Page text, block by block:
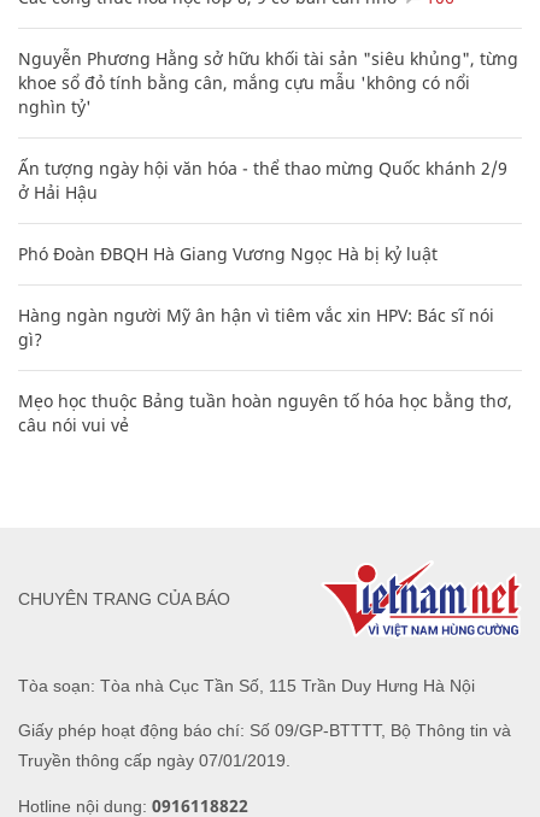
Nguyễn Phương Hằng sở hữu khối tài sản "siêu khủng", từng
khoe sổ đỏ tính bằng cân, mắng cựu mẫu 'không có nổi
nghìn tỷ'
Ấn tượng ngày hội văn hóa - thể thao mừng Quốc khánh 2/9
ở Hải Hậu
Phó Đoàn ĐBQH Hà Giang Vương Ngọc Hà bị kỷ luật
Hàng ngàn người Mỹ ân hận vì tiêm vắc xin HPV: Bác sĩ nói
gì?
Mẹo học thuộc Bảng tuần hoàn nguyên tố hóa học bằng thơ,
câu nói vui vẻ
Tòa soạn: Tòa nhà Cục Tần Số, 115 Trần Duy Hưng Hà Nội
Giấy phép hoạt động báo chí: Số 09/GP-BTTTT, Bộ Thông tin và
Truyền thông cấp ngày 07/01/2019.
Hotline nội dung: 0916118822
CHUYÊN TRANG CỦA BÁO